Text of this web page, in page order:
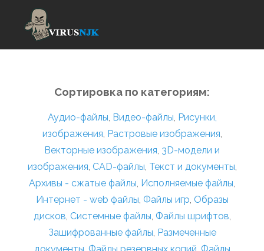
Сортировка по категориям:
Аудио-файлы, Видео-файлы, Рисунки,
изображения, Растровые изображения,
Векторные изображения, 3D-модели и
изображения, CAD-файлы, Текст и документы,
Архивы - сжатые файлы, Исполняемые файлы,
Интернет - web файлы, Файлы игр, Образы
дисков, Системные файлы, Файлы шрифтов,
Зашифрованные файлы, Размеченные